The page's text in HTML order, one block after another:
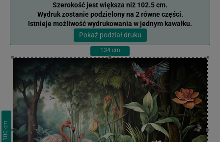
Szerokość jest większa niż 102.5 cm.
Wydruk zostanie podzielony na 2 równe części.
Istnieje możliwość wydrukowania w jednym kawałku.
Pokaż podział druku
134cm
100
cm